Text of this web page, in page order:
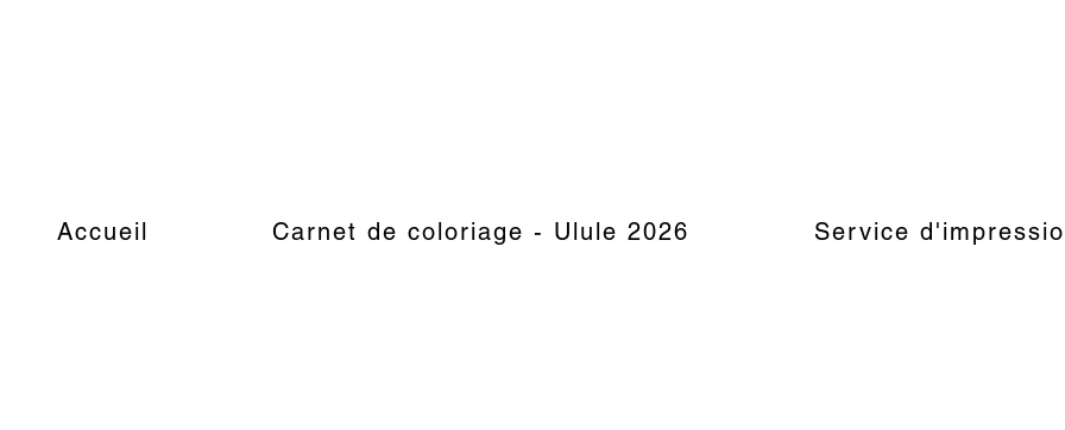
Accueil Carnet de coloriage - Ulule 2026 Service